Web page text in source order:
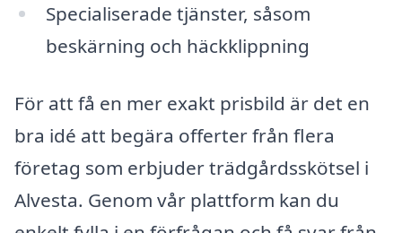
Specialiserade tjänster, såsom
beskärning och häckklippning
För att få en mer exakt prisbild är det en
bra idé att begära offerter från flera
företag som erbjuder trädgårdsskötsel i
Alvesta. Genom vår plattform kan du